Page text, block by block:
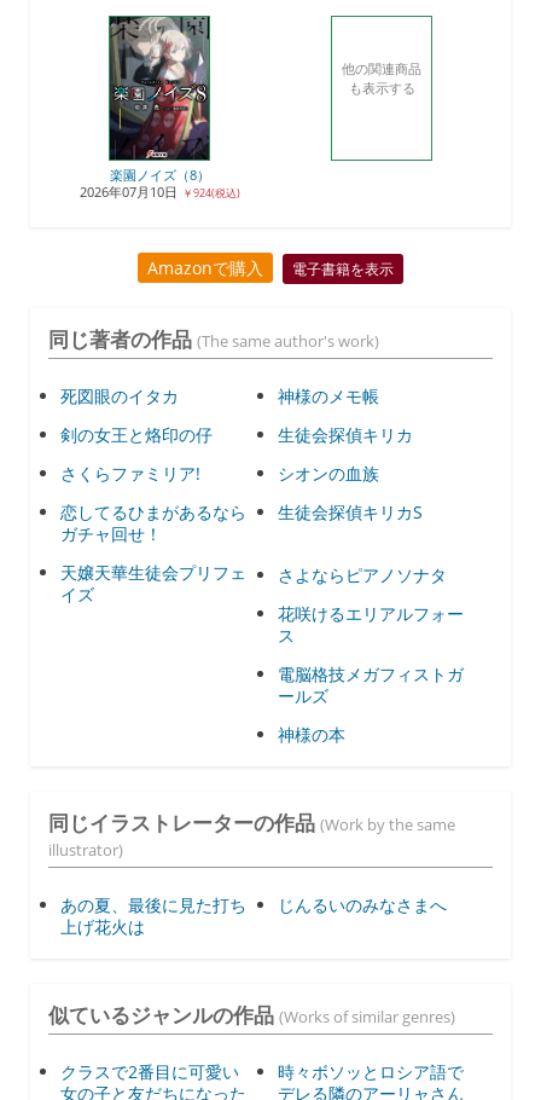
楽園ノイズ（8）
2026年07月10日
￥924(税込)
他の関連商品
も表示する
Amazonで購入 電子書籍を表示
同じ著者の作品 (The same author's work)
死図眼のイタカ
剣の女王と烙印の仔
さくらファミリア!
恋してるひまがあるなら
ガチャ回せ！
天嬢天華生徒会プリフェ
イズ
神様のメモ帳
生徒会探偵キリカ
シオンの血族
生徒会探偵キリカS
さよならピアノソナタ
花咲けるエリアルフォー
ス
電脳格技メガフィストガ
ールズ
神様の本
同じイラストレーターの作品 (Work by the same
illustrator)
あの夏、最後に見た打ち
上げ花火は
じんるいのみなさまへ
似ているジャンルの作品 (Works of similar genres)
クラスで2番目に可愛い
女の子と友だちになった
時々ボソッとロシア語で
デレる隣のアーリャさん